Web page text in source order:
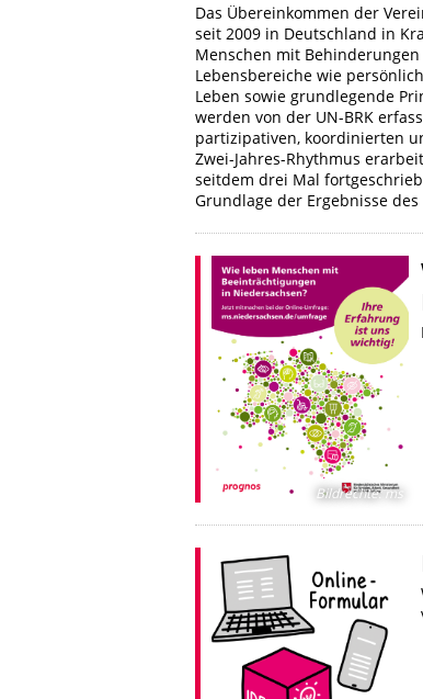
Das Übereinkommen der
seit 2009 in Deutschland in
Menschen mit
Lebensbereiche wie
Leben sowie grundlegende
werden von der UN-BRK
partizipativen, koordinierten
Zwei-Jahres-Rhythmus
seitdem drei Mal
Grundlage der Ergebnisse
Bildrechte:ms